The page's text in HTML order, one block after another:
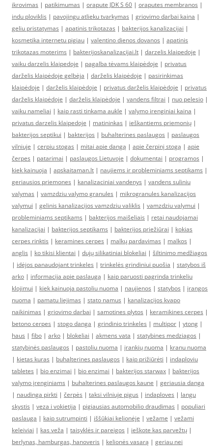
ikrovimas | patikimumas | orapute JDK S 60 | oraputes membranos |
indu ploviklis | pavojingu atlieku tvarkymas | griovimo darbai kaina |
geliu pristatymas | apatinis trikotazas | bakterijos kanalizacijai |
kosmetika internetu pigiau | valentino dienos dovanos | apatinis
trikotazas moterims | bakterijoskanalizacijai.lt | darzelis klaipedoje |
vaiku darzelis klaipedoje | pagalba tėvams klaipėdoje | privatus
darželis klaipėdoje gelbėja | darželis klaipėdoje | pasirinkimas
klaipėdoje | darželis klaipėdoje | privatus darželis klaipėdoje | privatus
darželis klaipėdoje | darželis klaipėdoje | vandens filtrai | nuo pelesio |
vaiku nameliai | kaip rasti tinkama aukle | valymo irenginiai kaina |
privatus darzelis klaipedoje | matininkas | ieškantiems priemonių |
bakterijos septikui | bakterijos | buhalterines paslaugos | paslaugos
vilniuje | cerpiu stogas | mitai apie dangą | apie čerpinį stogą | apie
čerpes | patarimai | paslaugos Lietuvoje | dokumentai | programos |
kiek kainuoja | apskaitaman.lt | naujiems ir probleminiams septikams |
geriausios priemones | kanalizaciniai vandenys | vandens suliniu
valymas | vamzdziu valymo granules | mikrogranules kanalizacijos
valymui | gelinis kanalizacijos vamzdziu valiklis | vamzdziu valymui |
probleminiams septikams | bakterijos maišeliais | retai naudojamai
kanalizacijai | bakterijos septikams | bakterijos priežiūrai | kokias
cerpes rinktis | keramines cerpes | malkų pardavimas | malkos |
anglis | ko tikisi klientai | dujų silikatiniai blokeliai | šiltinimo medžiagos
| idėjos panaudojant trinkeles | trinkelės grindiniui puošia | statybos iš
arko | informacija apie paslaugą | kaip paruosti pagrinda trinkeliu
klojimui | kiek kainuoja pastoliu nuoma | naujienos | statybos | įrangos
nuoma | pamatu liejimas | stato namus | kanalizacijos kvapo
naikinimas | griovimo darbai | samotines plytos | keramikines cerpes |
betono cerpes | stogo danga | grindinio trinkeles | multipor | ytong |
haus | fibo | arko | blokeliai | akmens vata | statybines medziagos |
statybinės paslaugos | pastoliu nuoma | įrankių nuoma | kranu nuoma
| kietas kuras | buhalterines paslaugos | kaip prižiūrėti | indaploviu
tabletes | bio enzimai | bio enzimai | bakterijos starwax | bakterijos
valymo įrenginiams | buhalterines paslaugos kaune | geriausia danga
| naudinga pirkti | čerpės | taksi vilniuje pigus | indaploves | langu
skystis | veza i vokietija | pigiausias automobilio draudimas | populiari
paslauga | kaip sutrumpinti | iššūkiai kelionėje | vežame | vežami
keleiviai | kas veža | taisyklės ir pareigos | ieškote kas parvežtų |
berlynas, hamburgas, hanoveris | kelionės vasarą | geriau nei